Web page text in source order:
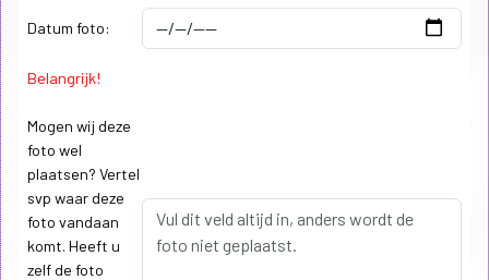
Datum foto:
Belangrijk!
Mogen wij deze
foto wel
plaatsen? Vertel
svp waar deze
foto vandaan
komt. Heeft u
zelf de foto